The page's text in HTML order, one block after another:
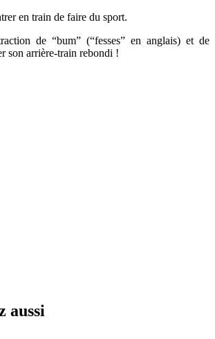
en train de faire du sport.
de “bum” (“fesses” en anglais) et de
son arrière-train rebondi !
aussi